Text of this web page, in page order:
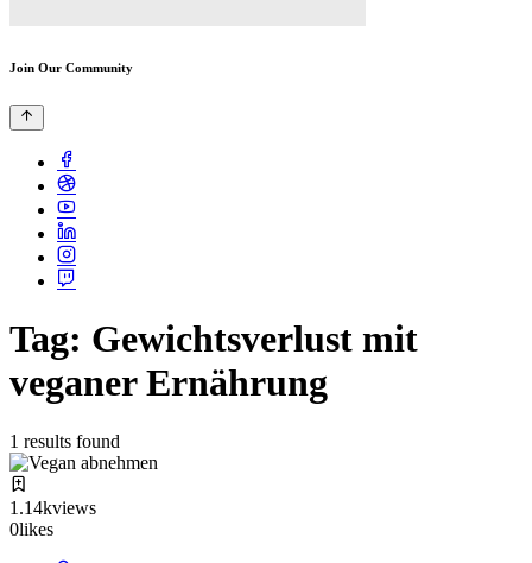
Join Our Community
Tag: Gewichtsverlust mit
veganer Ernährung
1 results found
1.14kviews
0likes